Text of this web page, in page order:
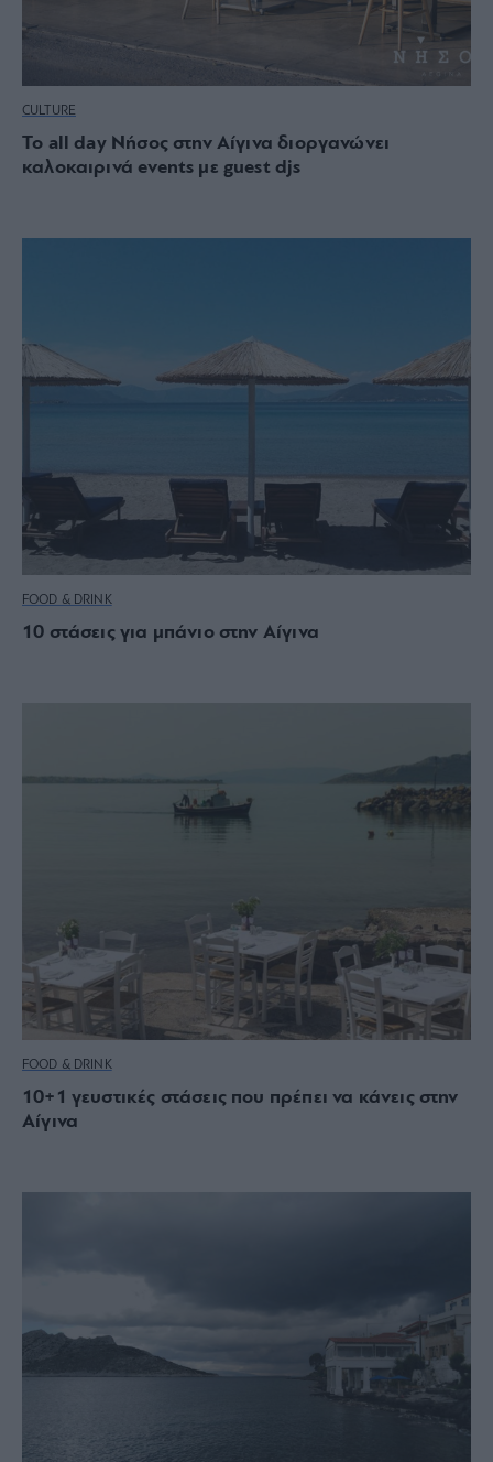
CULTURE
Το all day Νήσος στην Αίγινα διοργανώνει
καλοκαιρινά events με guest djs
FOOD & DRINK
10 στάσεις για μπάνιο στην Αίγινα
FOOD & DRINK
10+1 γευστικές στάσεις που πρέπει να κάνεις στην
Αίγινα